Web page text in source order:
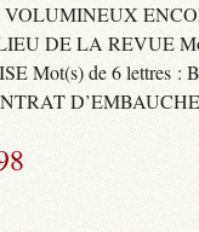
DE LA REVUE
Mot(s) de 6 lettres :